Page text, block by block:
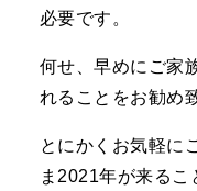
必要です。
何せ、早めにご家
れることをお勧め
とにかくお気軽に
ま2021年が来るこ